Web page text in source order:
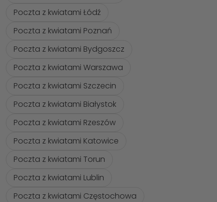
Poczta z kwiatami Łódź
Poczta z kwiatami Poznań
Poczta z kwiatami Bydgoszcz
Poczta z kwiatami Warszawa
Poczta z kwiatami Szczecin
Poczta z kwiatami Białystok
Poczta z kwiatami Rzeszów
Poczta z kwiatami Katowice
Poczta z kwiatami Torun
Poczta z kwiatami Lublin
Poczta z kwiatami Częstochowa